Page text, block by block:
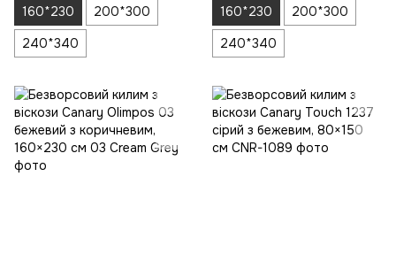
160*230
200*300
240*340
160*230
200*300
240*340